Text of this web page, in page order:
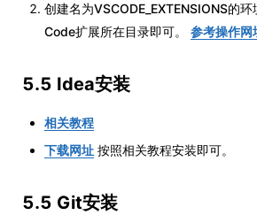
创建名为VSCODE_EXTENSIONS的
Code扩展所在目录即可。 参考操作网
5.5 Idea安装
相关教程
下载网址 按照相关教程安装即可。
5.5 Git安装